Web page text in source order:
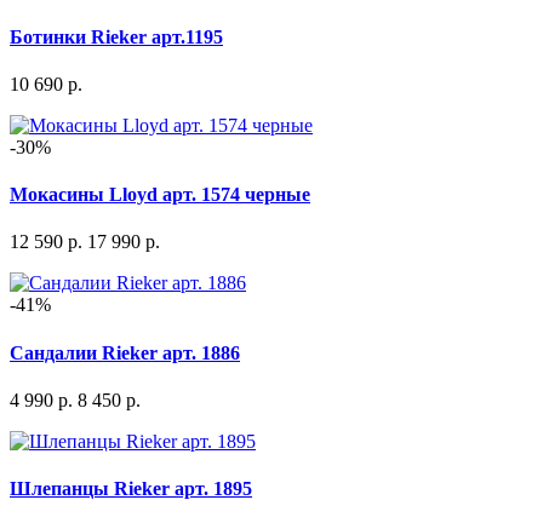
Ботинки Rieker арт.1195
10 690 р.
-30%
Мокасины Lloyd арт. 1574 черные
12 590 р. 17 990 р.
-41%
Сандалии Rieker арт. 1886
4 990 р. 8 450 р.
Шлепанцы Rieker арт. 1895